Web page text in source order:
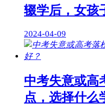
辍学后，女孩
2024-04-09
中考失意或高
点，选择什么